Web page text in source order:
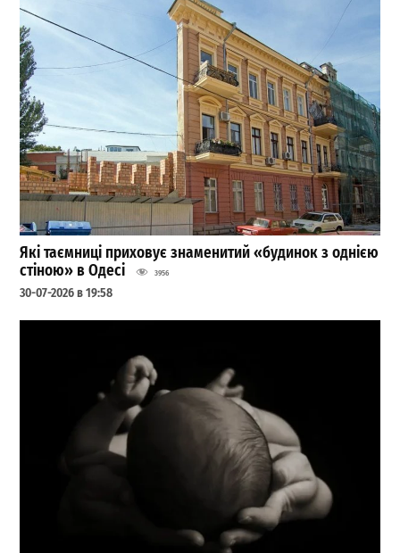
Які таємниці приховує знаменитий «будинок з однією
стіною» в Одесі
3956
30-07-2026 в 19:58